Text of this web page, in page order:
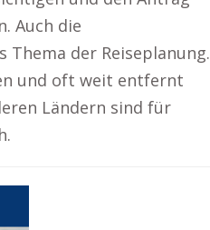
Auch die
Thema der Reiseplanung.
und oft weit entfernt
Ländern sind für